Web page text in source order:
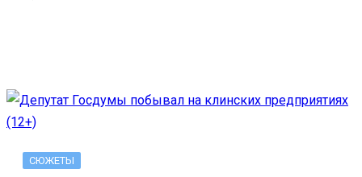
СЮЖЕТЫ